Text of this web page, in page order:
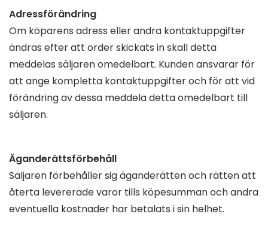
Adressförändring
Om köparens adress eller andra kontaktuppgifter
ändras efter att order skickats in skall detta
meddelas säljaren omedelbart. Kunden ansvarar för
att ange kompletta kontaktuppgifter och för att vid
förändring av dessa meddela detta omedelbart till
säljaren.
Äganderättsförbehåll
Säljaren förbehåller sig äganderätten och rätten att
återta levererade varor tills köpesumman och andra
eventuella kostnader har betalats i sin helhet.